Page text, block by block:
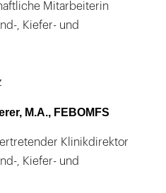
Mitarbeiterin
, Kiefer- und
M.A., FEBOMFS
Klinikdirektor
, Kiefer- und